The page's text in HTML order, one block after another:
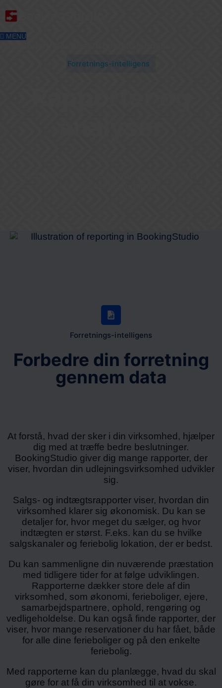
MENU
Forretnings-intelligens
Forretnings-intelligens
Forbedre din forretning
gennem data
At forstå, hvad der sker i din virksomhed, hjælper
dig med at træffe bedre beslutninger.
BookingStudio giver dig mange rapporter, der
viser, hvordan din udlejningsvirksomhed udvikler
sig.
Salgs- og indtægtsrapporter viser, hvordan din
virksomhed klarer sig økonomisk. Du kan se
detaljer for, hvor meget du sælger, og hvor
indtægten er størst. F.eks. kan du se hvilke
salgskanaler og feriebolig lokation, der er bedst.
Du kan sammenligne din nuværende præstation
med tidligere tider for at følge udviklingen.
Rapporterne dækker store dele af din
virksomhed, som økonomi, ferieboliger, ejere,
samarbejdspartnere, ophold, rengøring og
vedligeholdelse. Du kan også finde rapporter, der
viser, hvor mange reservationer du har fået, både
for alle dine ferieboliger og på den enkelte
feriebolig.
Med rapporterne kan du planlægge, hvad du skal
gøre for at få din virksomhed til at vokse.